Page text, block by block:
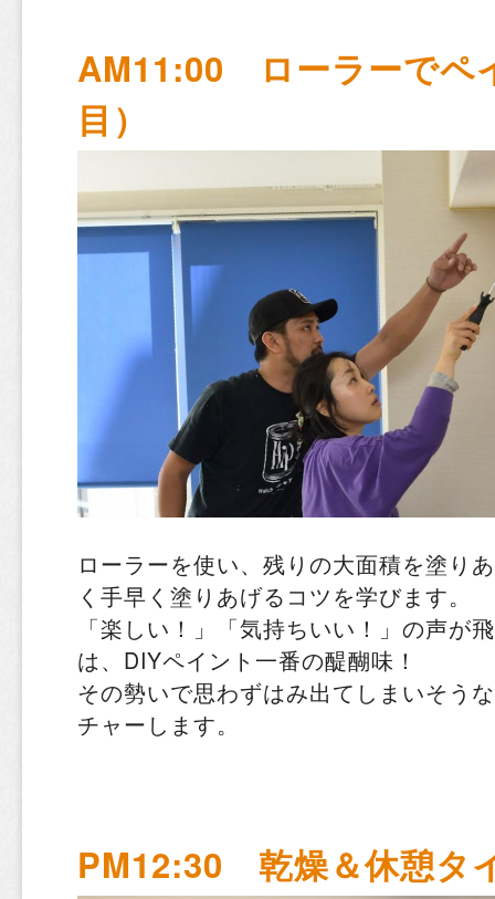
AM11:00 ローラーでペ
目）
ローラーを使い、残りの大面積を塗り
く手早く塗りあげるコツを学びます。
「楽しい！」「気持ちいい！」の声が
は、DIYペイント一番の醍醐味！
その勢いで思わずはみ出てしまいそう
チャーします。
PM12:30 乾燥＆休憩タ